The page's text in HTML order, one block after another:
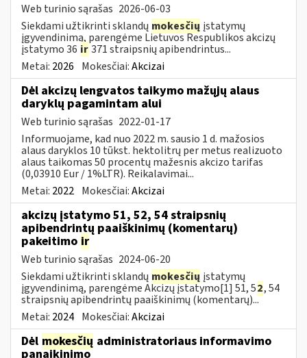
Web turinio sąrašas 2026-06-03
Siekdami užtikrinti sklandų mokesčių įstatymų
įgyvendinimą, parengėme Lietuvos Respublikos akcizų
įstatymo 36 ir371 straipsnių apibendrintus...
Metai: 2026 Mokesčiai:Akcizai
Dėl akcizų lengvatos taikymo mažųjų alaus
daryklų pagamintam alui
Web turinio sąrašas 2022-01-17
Informuojame, kad nuo 2022 m. sausio 1 d. mažosios
alaus daryklos 10 tūkst. hektolitrų per metus realizuoto
alaus taikomas 50 procentų mažesnis akcizo tarifas
(0,03910 Eur / 1%LTR). Reikalavimai...
Metai: 2022 Mokesčiai:Akcizai
akcizų įstatymo 51, 52, 54 straipsnių
apibendrintų paaiškinimų (komentarų)
pakeitimo ir
Web turinio sąrašas 2024-06-20
Siekdami užtikrinti sklandų mokesčių įstatymų
įgyvendinimą, parengėme Akcizų įstatymo[1] 51, 52, 54
straipsnių apibendrintų paaiškinimų (komentarų)...
Metai: 2024 Mokesčiai:Akcizai
Dėl mokesčių administratoriaus informavimo
panaikinimo